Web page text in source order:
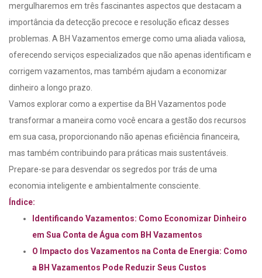
mergulharemos em três fascinantes aspectos que destacam a
importância da detecção precoce e resolução eficaz desses
problemas. A BH Vazamentos emerge como uma aliada valiosa,
oferecendo serviços especializados que não apenas identificam e
corrigem vazamentos, mas também ajudam a economizar
dinheiro a longo prazo.
Vamos explorar como a expertise da BH Vazamentos pode
transformar a maneira como você encara a gestão dos recursos
em sua casa, proporcionando não apenas eficiência financeira,
mas também contribuindo para práticas mais sustentáveis.
Prepare-se para desvendar os segredos por trás de uma
economia inteligente e ambientalmente consciente.
Índice:
Identificando Vazamentos: Como Economizar Dinheiro
em Sua Conta de Água com BH Vazamentos
O Impacto dos Vazamentos na Conta de Energia: Como
a BH Vazamentos Pode Reduzir Seus Custos